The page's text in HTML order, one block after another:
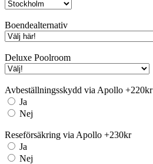
Boendealternativ
Deluxe Poolroom
Avbeställningsskydd via Apollo +220kr
Ja
Nej
Reseförsäkring via Apollo +230kr
Ja
Nej